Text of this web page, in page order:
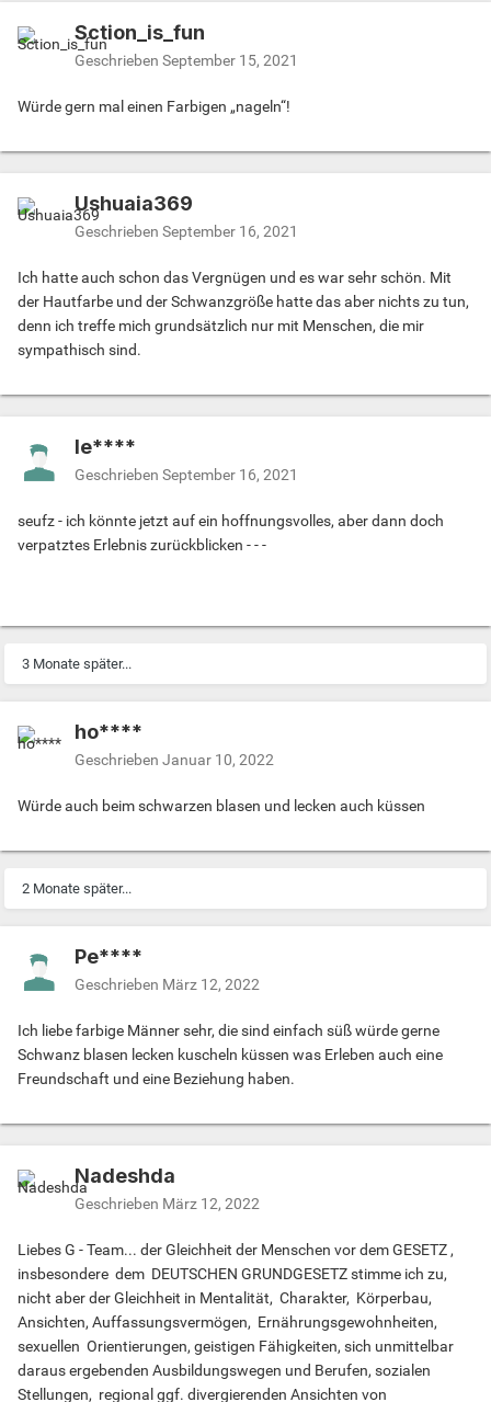
Sction_is_fun
Geschrieben September 15, 2021
Würde gern mal einen Farbigen „nageln“!
Ushuaia369
Geschrieben September 16, 2021
Ich hatte auch schon das Vergnügen und es war sehr schön. Mit
der Hautfarbe und der Schwanzgröße hatte das aber nichts zu tun,
denn ich treffe mich grundsätzlich nur mit Menschen, die mir
sympathisch sind.
le****
Geschrieben September 16, 2021
seufz - ich könnte jetzt auf ein hoffnungsvolles, aber dann doch
verpatztes Erlebnis zurückblicken - - -
3 Monate später...
ho****
Geschrieben Januar 10, 2022
Würde auch beim schwarzen blasen und lecken auch küssen
2 Monate später...
Pe****
Geschrieben März 12, 2022
Ich liebe farbige Männer sehr, die sind einfach süß würde gerne
Schwanz blasen lecken kuscheln küssen was Erleben auch eine
Freundschaft und eine Beziehung haben.
Nadeshda
Geschrieben März 12, 2022
Liebes G - Team... der Gleichheit der Menschen vor dem GESETZ ,
insbesondere dem DEUTSCHEN GRUNDGESETZ stimme ich zu,
nicht aber der Gleichheit in Mentalität, Charakter, Körperbau,
Ansichten, Auffassungsvermögen, Ernährungsgewohnheiten,
sexuellen Orientierungen, geistigen Fähigkeiten, sich unmittelbar
daraus ergebenden Ausbildungswegen und Berufen, sozialen
Stellungen, regional ggf. divergierenden Ansichten von